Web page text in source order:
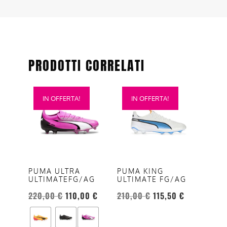
PRODOTTI CORRELATI
IN OFFERTA!
PUMA ULTRA
ULTIMATEFG/AG
220,00€ 110,00 €
Questo
prodotto
opzioni
possono
essere
scelte
nella
IN OFFERTA!
PUMA KING
ULTIMATE FG/AG
210,00€ 115,50 €
Questo
prodotto
opzioni
possono
essere